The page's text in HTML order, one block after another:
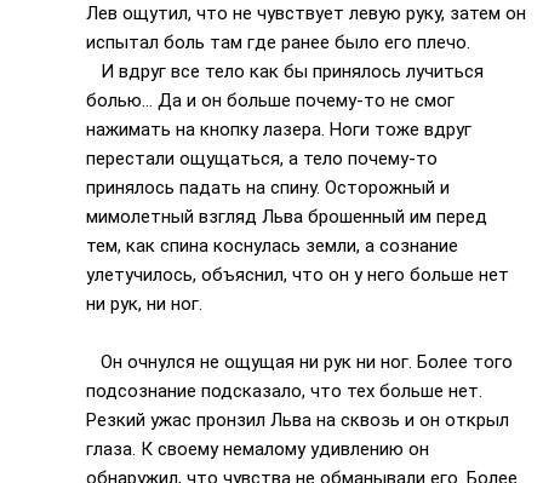
Лев ощутил, что не чувствует левую руку, затем он
испытал боль там где ранее было его плечо.
И вдруг все тело как бы принялось лучиться
болью… Да и он больше почему-то не смог
нажимать на кнопку лазера. Ноги тоже вдруг
перестали ощущаться, а тело почему-то
принялось падать на спину. Осторожный и
мимолетный взгляд Льва брошенный им перед
тем, как спина коснулась земли, а сознание
улетучилось, объяснил, что он у него больше нет
ни рук, ни ног.
Он очнулся не ощущая ни рук ни ног. Более того
подсознание подсказало, что тех больше нет.
Резкий ужас пронзил Льва на сквозь и он открыл
глаза. К своему немалому удивлению он
обнаружил, что чувства не обманывали его. Более